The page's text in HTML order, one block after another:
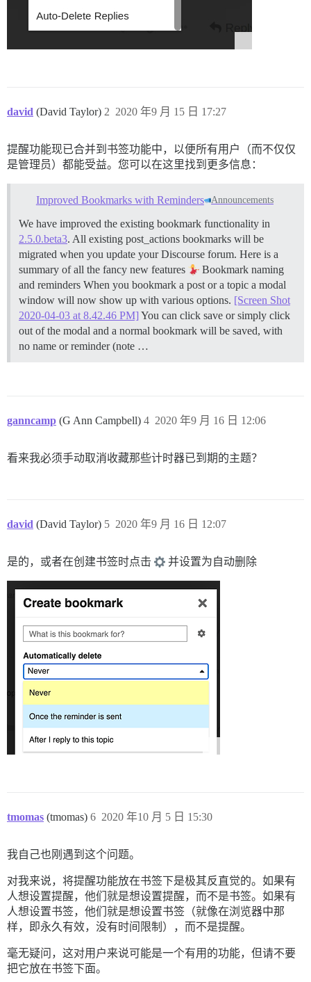
david (David Taylor) 2020 年9 月 15 日 17:27
2
提醒功能现已合并到书签功能中，以便所有用户（而不仅仅
是管理员）都能受益。您可以在这里找到更多信息：
Improved Bookmarks with Reminders Announcements
We have improved the existing bookmark functionality in
2.5.0.beta3. All existing post_actions bookmarks will be
migrated when you update your Discourse forum. Here is a
summary of all the fancy new features
Bookmark naming
and reminders When you bookmark a post or a topic a modal
window will now show up with various options. [Screen Shot
2020-04-03 at 8.42.46 PM] You can click save or simply click
out of the modal and a normal bookmark will be saved, with
no name or reminder (note …
ganncamp (G Ann Campbell) 2020 年9 月 16 日 12:06
4
看来我必须手动取消收藏那些计时器已到期的主题？
david (David Taylor) 2020 年9 月 16 日 12:07
5
是的，或者在创建书签时点击 并设置为自动删除
tmomas (tmomas) 2020 年10 月 5 日 15:30
6
我自己也刚遇到这个问题。
对我来说，将提醒功能放在书签下是极其反直觉的。如果有
人想设置提醒，他们就是想设置提醒，而不是书签。如果有
人想设置书签，他们就是想设置书签（就像在浏览器中那
样，即永久有效，没有时间限制），而不是提醒。
毫无疑问，这对用户来说可能是一个有用的功能，但请不要
把它放在书签下面。